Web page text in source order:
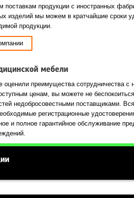
поставкам продукции с иностранных
изделий мы можем в кратчайшие сроки
продукции.
мебели
оценили преимущества сотрудничества
ценам, вы можете не
недобросовестными поставщиками.
регистрационные
и полное гарантийное обслуживание